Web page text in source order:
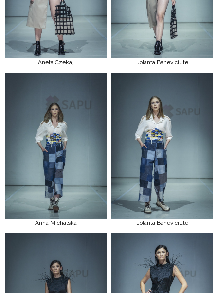
Aneta Czekaj Jolanta Baneviciute
Anna Michalska Jolanta Baneviciute